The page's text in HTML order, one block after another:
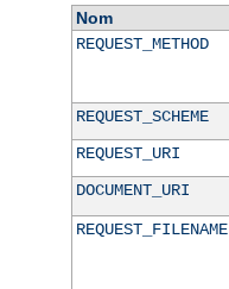
Nom
REQUEST_METHOD
REQUEST_SCHEME
REQUEST_URI
DOCUMENT_URI
REQUEST_FILENAME